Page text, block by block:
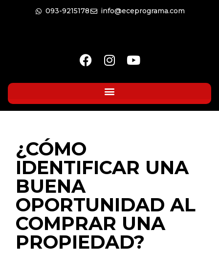
093-9215178 info@eceprograma.com
¿CÓMO
IDENTIFICAR UNA
BUENA
OPORTUNIDAD AL
COMPRAR UNA
PROPIEDAD?